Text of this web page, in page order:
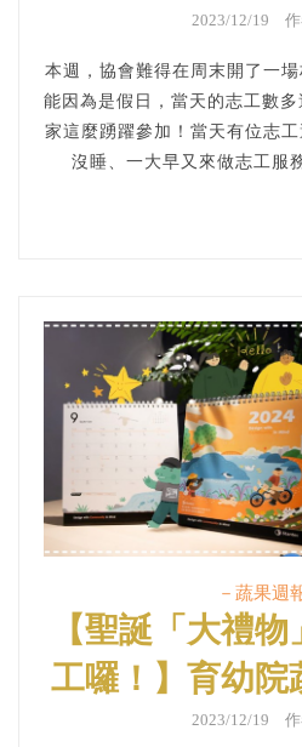
３７
2023/12/19 作
本週，協會難得在周末開了一
能因為是假日，當天的志工數
家這麼踴躍參加！當天有位志
沒睡、一大早又來做志工服
－蔬果週
【聖誕「大禮
工囉！】育幼院
７２
2023/12/19 作